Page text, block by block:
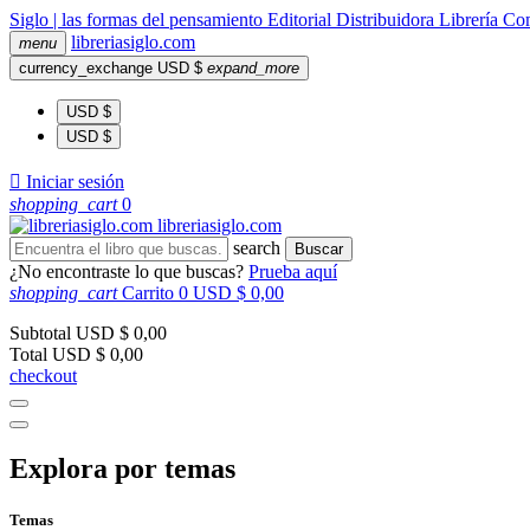
Siglo | las formas del pensamiento Editorial Distribuidora Librería
menu libreriasiglo.com
currency_exchange USD $ expand_more
USD $
USD $
 Iniciar sesión
shopping_cart 0
libreriasiglo.com
search
Buscar
¿No encontraste lo que buscas? Prueba aquí
shopping_cart Carrito 0 USD $ 0,00
Subtotal USD $ 0,00
Total USD $ 0,00
checkout
Explora por temas
Temas